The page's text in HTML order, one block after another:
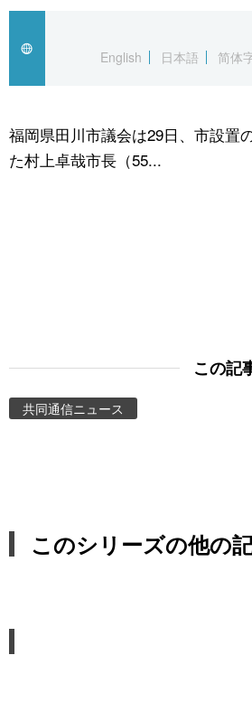
スポーツ・東京2020English
日本語 简体
福岡県田川市議会は29日、市設置
た村上卓哉市長（55...
この記
共同通信ニュース
このシリーズの他の